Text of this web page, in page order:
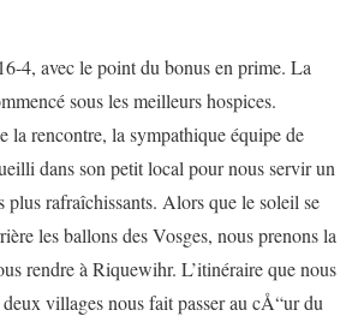
4, avec le point du bonus en prime. La
sous les meilleurs hospices.
la rencontre, la sympathique équipe de
dans son petit local pour nous servir un
plus rafraîchissants. Alors que le soleil se
les ballons des Vosges, nous prenons la
rendre à Riquewihr. L’itinéraire que nous
villages nous fait passer au cÅ“ur du